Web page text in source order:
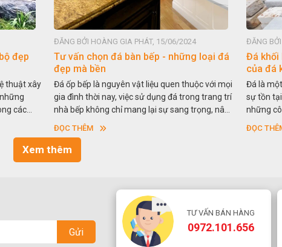
đẹp
thuật xây
các
ta gọi
phục
thủy
ĐĂNG BỞI HOÀNG GIA PHÁT, 15/06/2024
Tư vấn chọn đá bàn bếp - những loại đá
đẹp mà bền
Đá ốp bếp là nguyên vật liệu quen thuộc với mọi
gia đình thời nay, việc sử dụng đá trong trang trí
nhà bếp không chỉ mang lại sự sang trọng, nâng
cao tính thẩm mỹ mà còn bền bỉ theo thời gian.
So với nguyên liệu đá tự nhiên, đá thạch anh
nhân tạo cũng khá phổ biến và khá được ưa
dùng. Vậy nên chọn đá tự nhiên hay nhân tạo
ĐỌC THÊM
ĐĂNG
Đá khối
của đá
Đá là
sự tồn
những
đá khối
nhiều vì
ĐỌC
Xem thêm
Gửi
TƯ VẤN BÁN HÀNG
0972.101.656